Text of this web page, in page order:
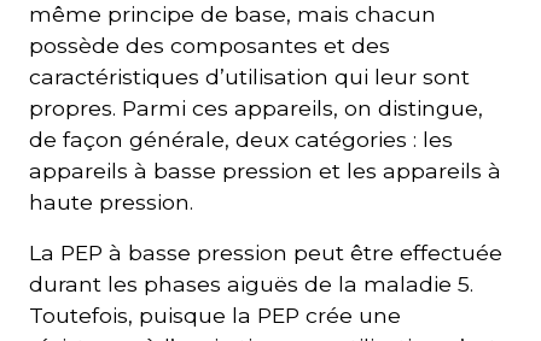
même principe de base, mais chacun
possède des composantes et des
caractéristiques d’utilisation qui leur sont
propres. Parmi ces appareils, on distingue,
de façon générale, deux catégories : les
appareils à basse pression et les appareils à
haute pression.
La PEP à basse pression peut être effectuée
durant les phases aiguës de la maladie 5.
Toutefois, puisque la PEP crée une